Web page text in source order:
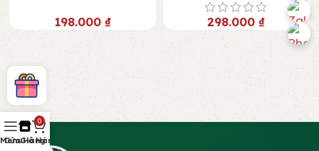
198.000₫ 298.000₫
Menu
Cửa Hàng
0
Giỏ Hàng